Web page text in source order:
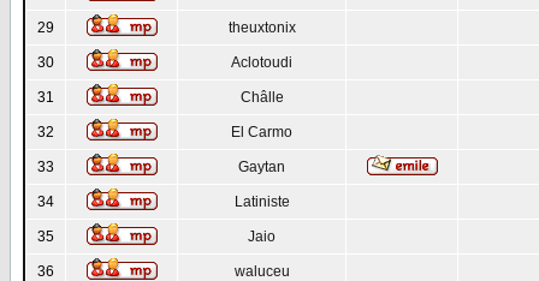
29 theuxtonix
30 Aclotoudi
31 Châlle
32 El Carmo
33 Gaytan
34 Latiniste
35 Jaio
36 waluceu